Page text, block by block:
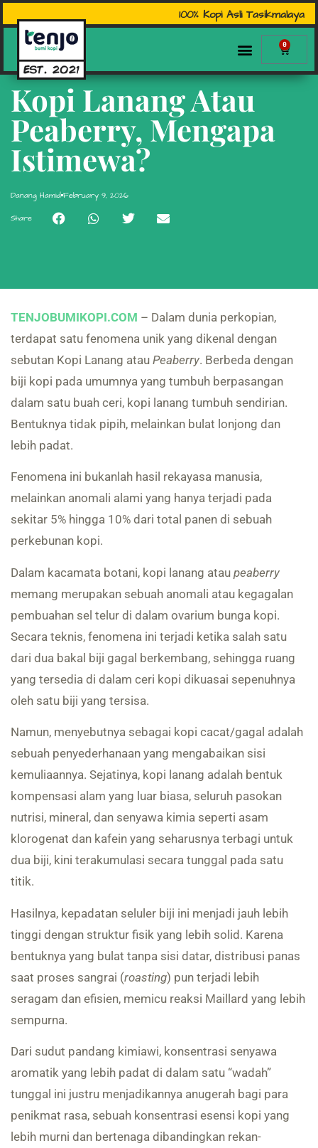
100% Kopi Asli Tasikmalaya
0
Kopi Lanang Atau
Peaberry, Mengapa
Istimewa?
Danang Hamid February 9, 2026
Share
TENJOBUMIKOPI.COM – Dalam dunia perkopian,
terdapat satu fenomena unik yang dikenal dengan
sebutan Kopi Lanang atau Peaberry. Berbeda dengan
biji kopi pada umumnya yang tumbuh berpasangan
dalam satu buah ceri, kopi lanang tumbuh sendirian.
Bentuknya tidak pipih, melainkan bulat lonjong dan
lebih padat.
Fenomena ini bukanlah hasil rekayasa manusia,
melainkan anomali alami yang hanya terjadi pada
sekitar 5% hingga 10% dari total panen di sebuah
perkebunan kopi.
Dalam kacamata botani, kopi lanang atau peaberry
memang merupakan sebuah anomali atau kegagalan
pembuahan sel telur di dalam ovarium bunga kopi.
Secara teknis, fenomena ini terjadi ketika salah satu
dari dua bakal biji gagal berkembang, sehingga ruang
yang tersedia di dalam ceri kopi dikuasai sepenuhnya
oleh satu biji yang tersisa.
Namun, menyebutnya sebagai kopi cacat/gagal adalah
sebuah penyederhanaan yang mengabaikan sisi
kemuliaannya. Sejatinya, kopi lanang adalah bentuk
kompensasi alam yang luar biasa, seluruh pasokan
nutrisi, mineral, dan senyawa kimia seperti asam
klorogenat dan kafein yang seharusnya terbagi untuk
dua biji, kini terakumulasi secara tunggal pada satu
titik.
Hasilnya, kepadatan seluler biji ini menjadi jauh lebih
tinggi dengan struktur fisik yang lebih solid. Karena
bentuknya yang bulat tanpa sisi datar, distribusi panas
saat proses sangrai (roasting) pun terjadi lebih
seragam dan efisien, memicu reaksi Maillard yang lebih
sempurna.
Dari sudut pandang kimiawi, konsentrasi senyawa
aromatik yang lebih padat di dalam satu “wadah”
tunggal ini justru menjadikannya anugerah bagi para
penikmat rasa, sebuah konsentrasi esensi kopi yang
lebih murni dan bertenaga dibandingkan rekan-